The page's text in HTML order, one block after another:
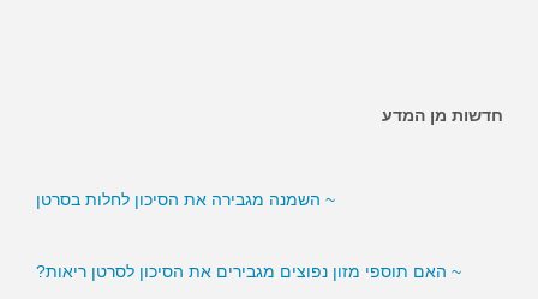
חדשות מן המדע
~ האם ממתיקים מלאכותיים מגבירים את הסיכון לסוכרת?
~ השמנה מגבירה את הסיכון לחלות בסרטן
~ האם תוספי מזון נפוצים מגבירים את הסיכון לסרטן ריאות?